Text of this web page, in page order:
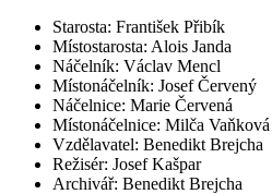
Starosta: František Přibík
Místostarosta: Alois Janda
Náčelník: Václav Mencl
Místonáčelník: Josef Červený
Náčelnice: Marie Červená
Místonáčelnice: Milča Vaňková
Vzdělavatel: Benedikt Brejcha
Režisér: Josef Kašpar
Archivář: Benedikt Brejcha